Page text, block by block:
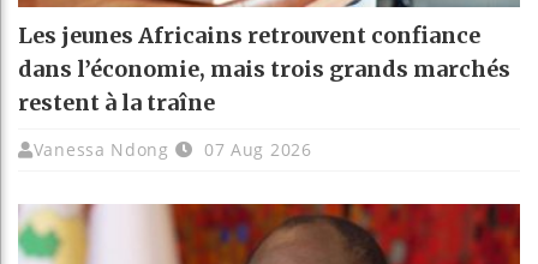
Les jeunes Africains retrouvent confiance
dans l’économie, mais trois grands marchés
restent à la traîne
Vanessa Ndong 07 Aug 2026